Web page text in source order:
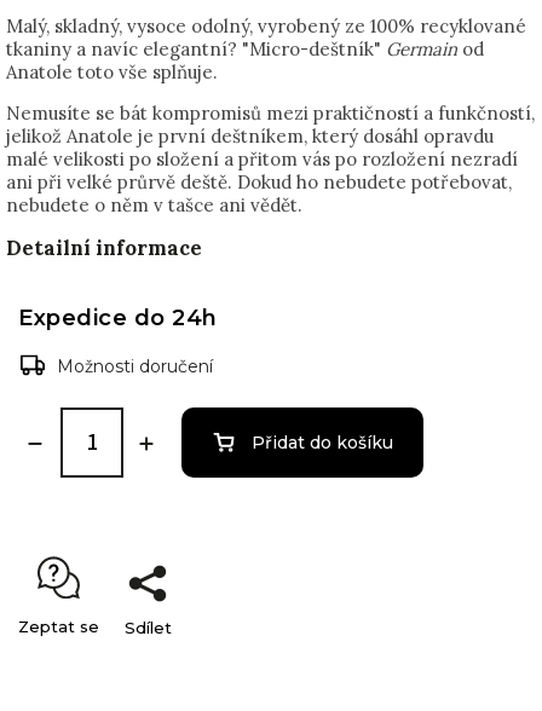
Malý, skladný, vysoce odolný, vyrobený ze 100% recyklované
tkaniny a navíc elegantní? "Micro-deštník" Germain od
Anatole toto vše splňuje.
Nemusíte se bát kompromisů mezi praktičností a funkčností,
jelikož Anatole je první deštníkem, který dosáhl opravdu
malé velikosti po složení a přitom vás po rozložení nezradí
ani při velké průrvě deště. Dokud ho nebudete potřebovat,
nebudete o něm v tašce ani vědět.
Detailní informace
Expedice do 24h
Možnosti doručení
Přidat do košíku
Zeptat se Sdílet